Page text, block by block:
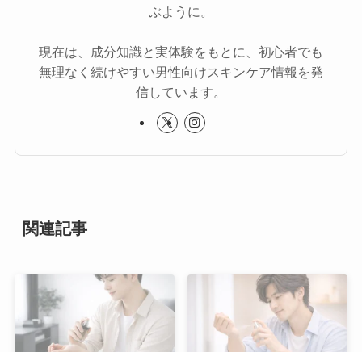
ぶように。
現在は、成分知識と実体験をもとに、初心者でも
無理なく続けやすい男性向けスキンケア情報を発
信しています。
関連記事